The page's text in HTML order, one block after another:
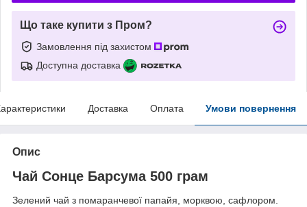
Що таке купити з Пром?
Замовлення під захистом
Доступна доставка
Доставка Оплата Умови повернення
Опис
Чай Сонце Барсума 500 грам
Зелений чай з помаранчевої папайя, морквою, сафлором.